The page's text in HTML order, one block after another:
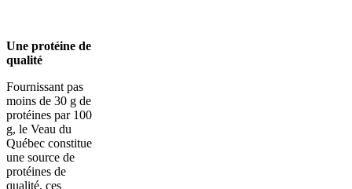
Une protéine de
qualité
Fournissant pas
moins de 30 g de
protéines par 100
g, le Veau du
Québec constitue
une source de
protéines de
qualité, ces